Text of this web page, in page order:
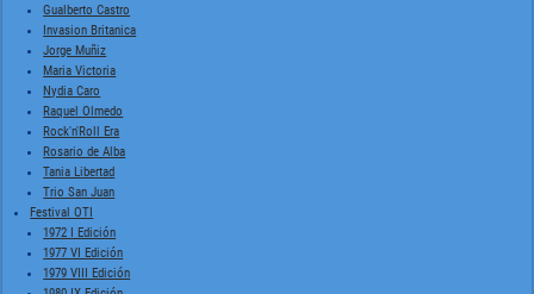
Gualberto Castro
Invasion Britanica
Jorge Muñiz
Maria Victoria
Nydia Caro
Raquel Olmedo
Rock'n'Roll Era
Rosario de Alba
Tania Libertad
Trio San Juan
Festival OTI
1972 I Edición
1977 VI Edición
1979 VIII Edición